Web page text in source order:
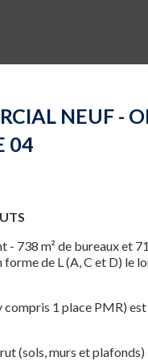
NEUF -
04
738 m² de bureaux et
de L (A, C et D) le
1 place PMR)
(sols, murs et